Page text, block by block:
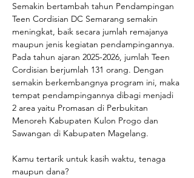
Semakin bertambah tahun Pendampingan
Teen Cordisian DC Semarang semakin
meningkat, baik secara jumlah remajanya
maupun jenis kegiatan pendampingannya.
Pada tahun ajaran 2025-2026, jumlah Teen
Cordisian berjumlah 131 orang. Dengan
semakin berkembangnya program ini, maka
tempat pendampingannya dibagi menjadi
2 area yaitu Promasan di Perbukitan
Menoreh Kabupaten Kulon Progo dan
Sawangan di Kabupaten Magelang.
Kamu tertarik untuk kasih waktu, tenaga
maupun dana?